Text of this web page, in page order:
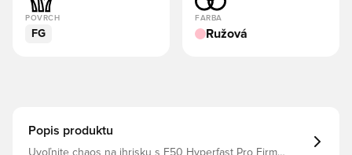
POVRCH
FG
FARBA
Ružová
Popis produktu
Uvoľnite chaos na ihrisku s F50 Hyperfast Pro Firm